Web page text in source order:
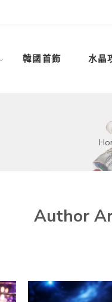
韓國首飾 水晶
Author